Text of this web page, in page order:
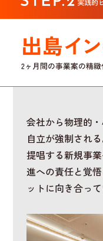
会社から物理的
自立が強制され
提唱する新規事
進への責任と覚
ットに向き合っ